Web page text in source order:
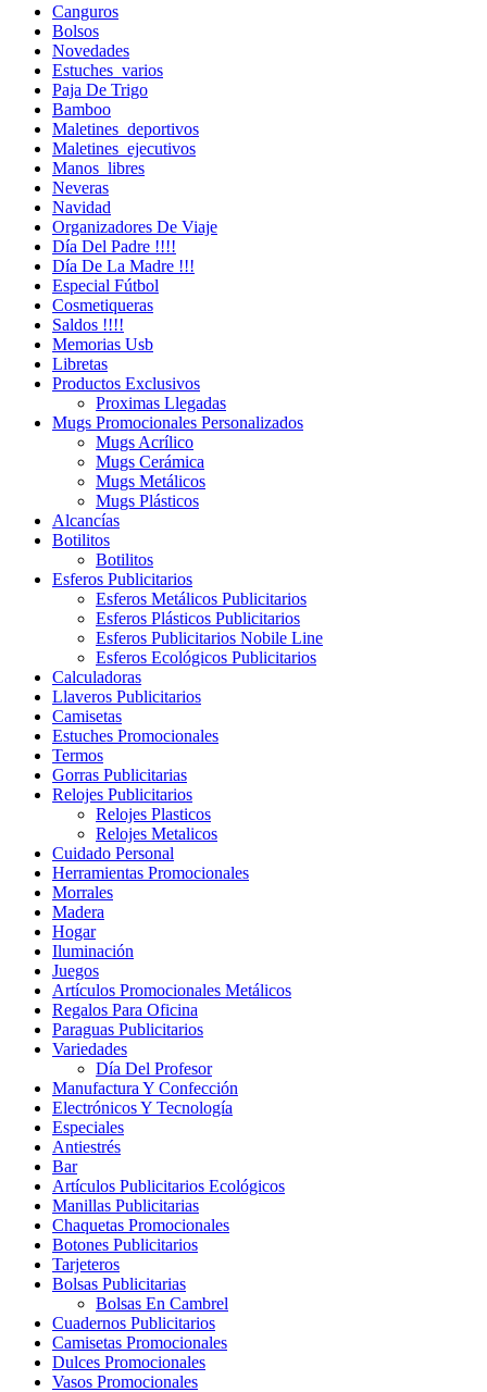
Canguros
Bolsos
Novedades
Estuches_varios
Paja De Trigo
Bamboo
Maletines_deportivos
Maletines_ejecutivos
Manos_libres
Neveras
Navidad
Organizadores De Viaje
Día Del Padre !!!!
Día De La Madre !!!
Especial Fútbol
Cosmetiqueras
Saldos !!!!
Memorias Usb
Libretas
Productos Exclusivos
Proximas Llegadas
Mugs Promocionales Personalizados
Mugs Acrílico
Mugs Cerámica
Mugs Metálicos
Mugs Plásticos
Alcancías
Botilitos
Botilitos
Esferos Publicitarios
Esferos Metálicos Publicitarios
Esferos Plásticos Publicitarios
Esferos Publicitarios Nobile Line
Esferos Ecológicos Publicitarios
Calculadoras
Llaveros Publicitarios
Camisetas
Estuches Promocionales
Termos
Gorras Publicitarias
Relojes Publicitarios
Relojes Plasticos
Relojes Metalicos
Cuidado Personal
Herramientas Promocionales
Morrales
Madera
Hogar
Iluminación
Juegos
Artículos Promocionales Metálicos
Regalos Para Oficina
Paraguas Publicitarios
Variedades
Día Del Profesor
Manufactura Y Confección
Electrónicos Y Tecnología
Especiales
Antiestrés
Bar
Artículos Publicitarios Ecológicos
Manillas Publicitarias
Chaquetas Promocionales
Botones Publicitarios
Tarjeteros
Bolsas Publicitarias
Bolsas En Cambrel
Cuadernos Publicitarios
Camisetas Promocionales
Dulces Promocionales
Vasos Promocionales